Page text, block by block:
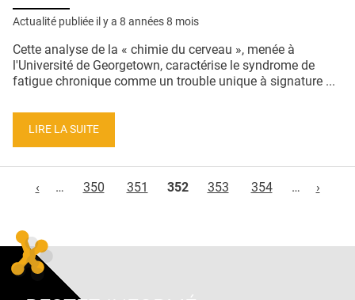
Actualité publiée il y a 8 années 8 mois
Cette analyse de la « chimie du cerveau », menée à
l'Université de Georgetown, caractérise le syndrome de
fatigue chronique comme un trouble unique à signature ...
LIRE LA SUITE
‹
… 350 351 352 353 354 … ›